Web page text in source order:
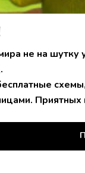
не на шутку
Приятных